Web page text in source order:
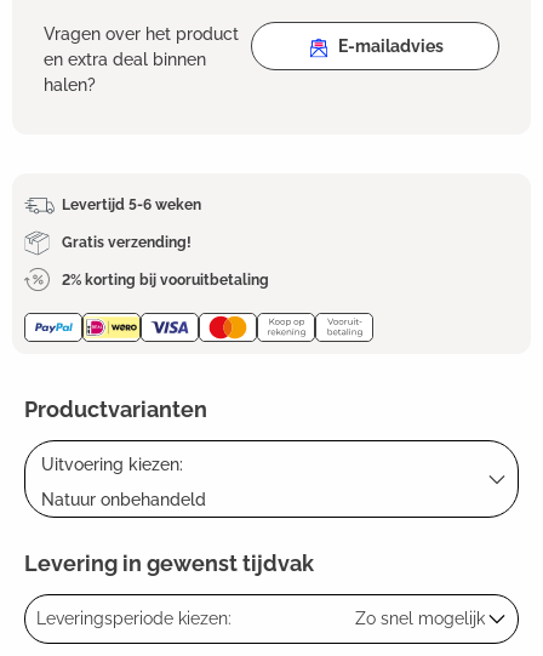
Vragen over het product
en extra deal binnen
halen?
E-mailadvies
Levertijd 5-6 weken
Gratis verzending!
2% korting bij vooruitbetaling
Productvarianten
Uitvoering kiezen:
Natuur onbehandeld
Levering in gewenst tijdvak
Leveringsperiode kiezen: Zo snel mogelijk